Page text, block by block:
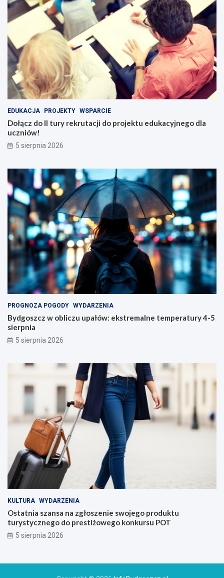
EDUKACJA PROJEKTY WSPARCIE
Dołącz do II tury rekrutacji do projektu edukacyjnego dla
uczniów!
5 sierpnia 2026
PROGNOZA POGODY WYDARZENIA
Bydgoszcz w obliczu upałów: ekstremalne temperatury 4-5
sierpnia
5 sierpnia 2026
KULTURA WYDARZENIA
Ostatnia szansa na zgłoszenie swojego produktu
turystycznego do prestiżowego konkursu POT
5 sierpnia 2026